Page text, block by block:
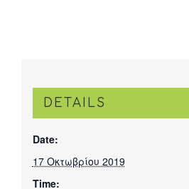
DETAILS
Date:
17 Οκτωβρίου 2019
Time: